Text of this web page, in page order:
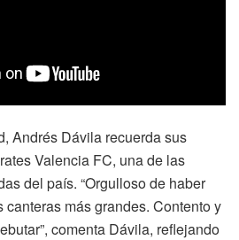
Andrés Dávila recuerda sus
Valencia FC, una de las
del país. “Orgulloso de haber
más grandes. Contento y
comenta Dávila, reflejando